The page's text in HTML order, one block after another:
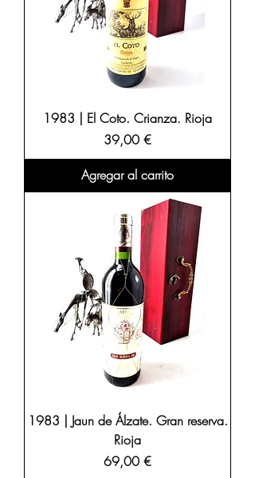
1983 | El Coto. Crianza. Rioja
Precio
39,00 €
Agregar al carrito
1983 | Jaun de Álzate. Gran reserva.
Rioja
Precio
69,00 €